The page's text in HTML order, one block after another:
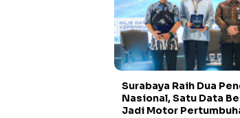
Surabaya Raih Dua
Nasional, Satu Data
Jadi Motor